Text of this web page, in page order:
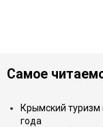
Самое
Крымский
года